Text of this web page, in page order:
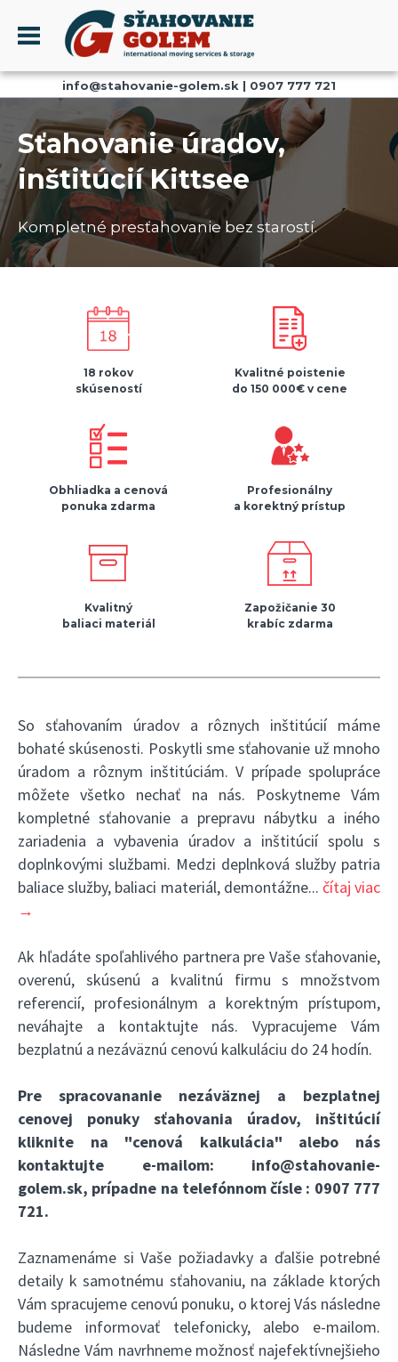
Menu
PROFIL
SŤAHOVANIE - SŤAHOVACIE SLUŽBY
DOPRAVA - DOPRAVNÉ SLUŽBY
AKCIE A ZĽAVY
SKLADOVANIE
REFERENCIE
CENNÍK
info@stahovanie-golem.sk | 0907 777 721
Sťahovanie úradov,
inštitúcií Kittsee
Kompletné presťahovanie bez starostí.
18 rokov
skúseností
Kvalitné poistenie
do 150 000€ v cene
Obhliadka a cenová
ponuka zdarma
Profesionálny
a korektný prístup
Kvalitný
baliaci materiál
Zapožičanie 30
krabíc zdarma
So sťahovaním úradov a rôznych inštitúcií máme
bohaté skúsenosti. Poskytli sme sťahovanie už mnoho
úradom a rôznym inštitúciám. V prípade spolupráce
môžete všetko nechať na nás. Poskytneme Vám
kompletné sťahovanie a prepravu nábytku a iného
zariadenia a vybavenia úradov a inštitúcií spolu s
doplnkovými službami. Medzi deplnková služby patria
baliace služby, baliaci materiál, demontážne... čítaj viac
→
Ak hľadáte spoľahlivého partnera pre Vaše sťahovanie,
overenú, skúsenú a kvalitnú firmu s množstvom
referencií, profesionálnym a korektným prístupom,
neváhajte a kontaktujte nás. Vypracujeme Vám
bezplatnú a nezáväznú cenovú kalkuláciu do 24 hodín.
Pre spracovananie nezáväznej a bezplatnej
cenovej ponuky sťahovania úradov, inštitúcií
kliknite na "cenová kalkulácia" alebo nás
kontaktujte e-mailom: info@stahovanie-
golem.sk, prípadne na telefónnom čísle : 0907 777
721.
Zaznamenáme si Vaše požiadavky a ďalšie potrebné
detaily k samotnému sťahovaniu, na základe ktorých
Vám spracujeme cenovú ponuku, o ktorej Vás následne
budeme informovať telefonicky, alebo e-mailom.
Následne Vám navrhneme možnosť najefektívnejšieho